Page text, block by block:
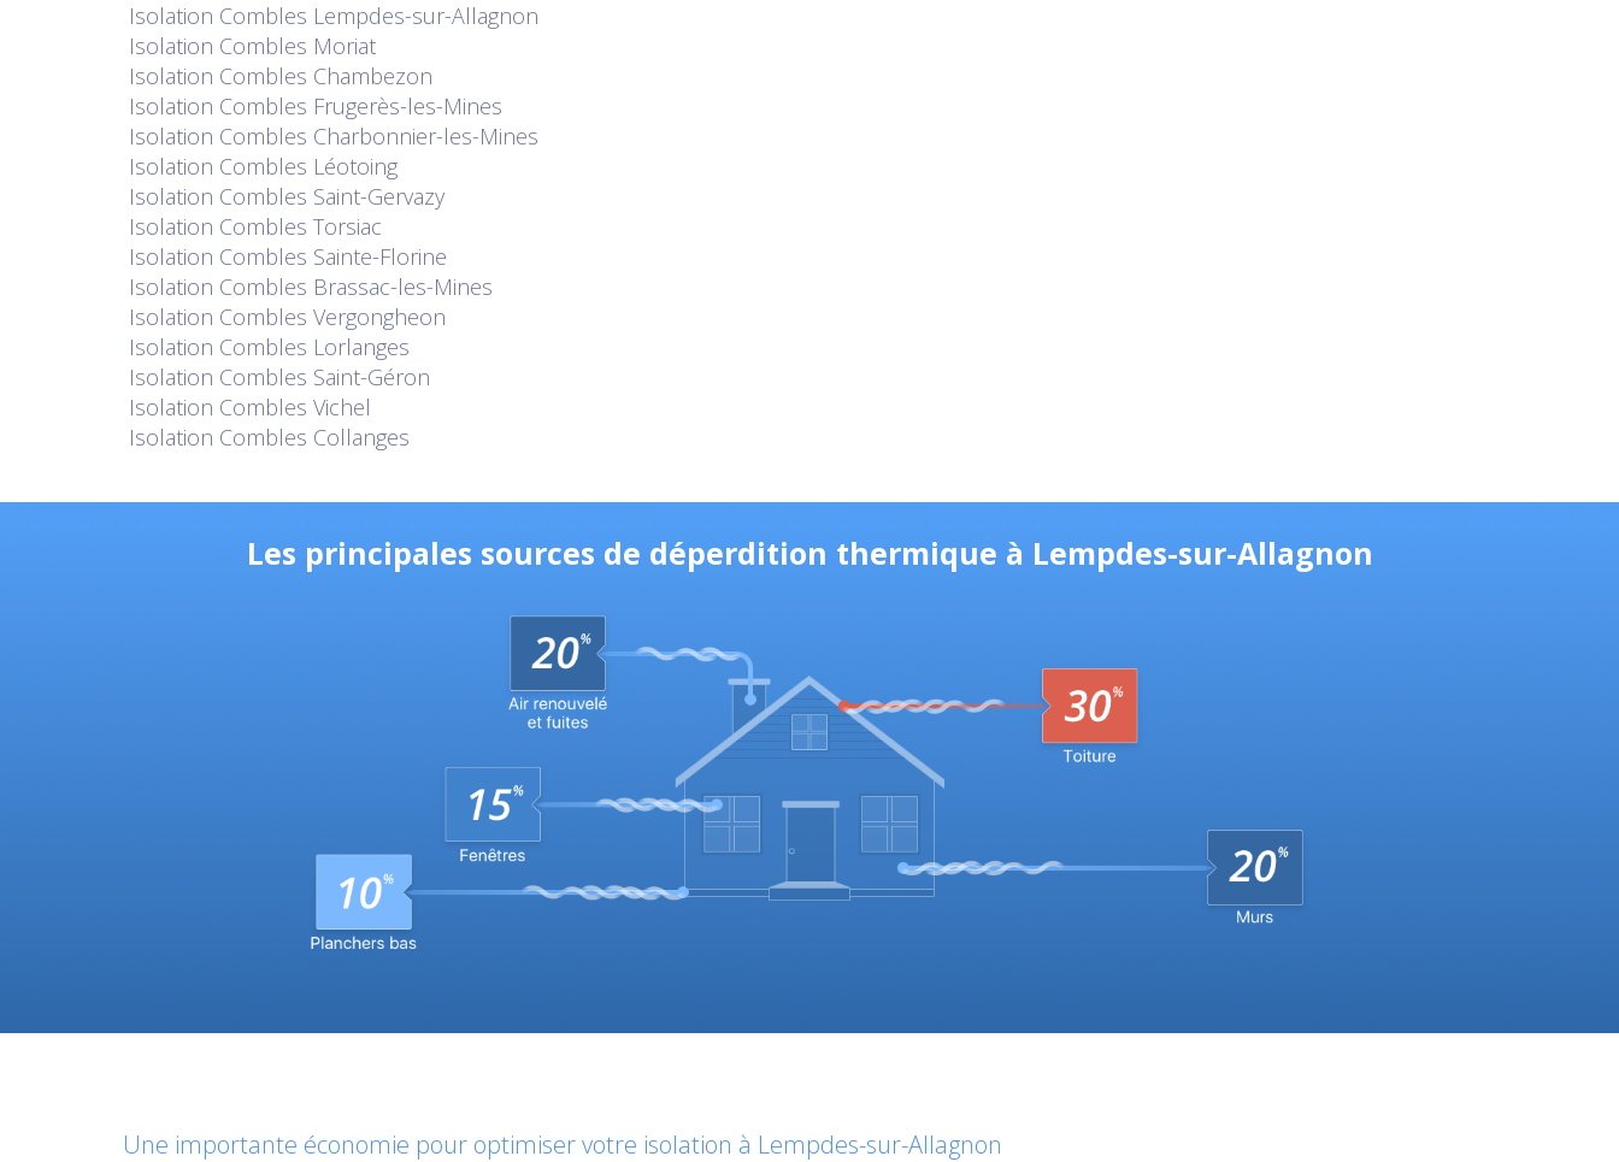
Isolation Combles Lempdes-sur-Allagnon
Isolation Combles Moriat
Isolation Combles Chambezon
Isolation Combles Frugerès-les-Mines
Isolation Combles Charbonnier-les-Mines
Isolation Combles Léotoing
Isolation Combles Saint-Gervazy
Isolation Combles Torsiac
Isolation Combles Sainte-Florine
Isolation Combles Brassac-les-Mines
Isolation Combles Vergongheon
Isolation Combles Lorlanges
Isolation Combles Saint-Géron
Isolation Combles Vichel
Isolation Combles Collanges
Les principales sources de déperdition thermique à Lempdes-sur-Allagnon
Une importante économie pour optimiser votre isolation à Lempdes-sur-Allagnon